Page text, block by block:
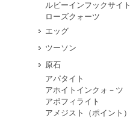
ルビーインフックサイト
ローズクォーツ
エッグ
ツーソン
原石
アパタイト
アホイトインクォ－ツ
アポフィライト
アメジスト（ポイント）